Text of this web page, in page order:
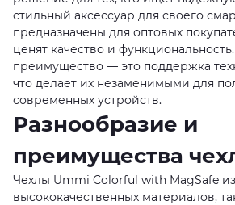
стильный аксессуар для своего
предназначены для оптовых
ценят качество и
преимущество — это поддержка
что делает их незаменимыми для
современных устройств.
Разнообразие и
преимущества
Чехлы Ummi Colorful with MagSafe
высококачественных материалов,